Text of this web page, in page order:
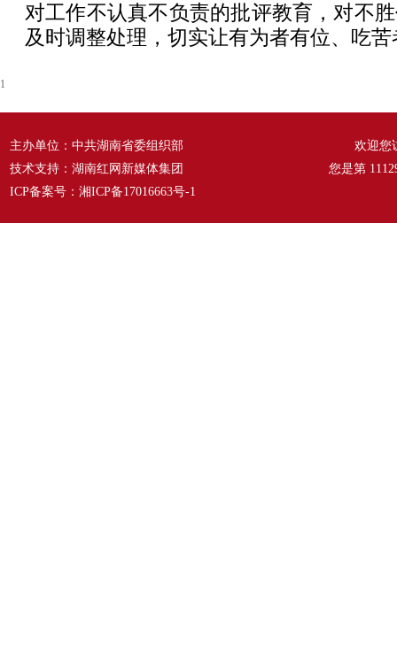
对工作不认真不负责的批评教育，对不
及时调整处理，切实让有为者有位、吃
1
主办单位：中共湖南省委组织部
技术支持：湖南红网新媒体集团
ICP备案号： 湘ICP备17016663号-1
欢迎您
您是第